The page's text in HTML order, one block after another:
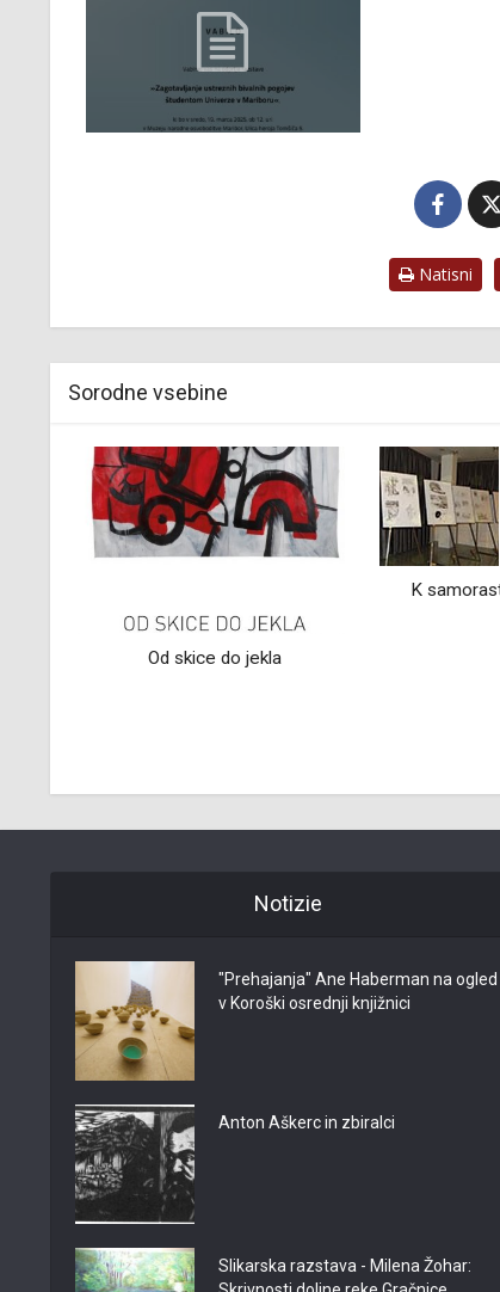
Natisni
Sorodne vsebine
Notizie
"Prehajanja" Ane Haberman na ogled
v Koroški osrednji knjižnici
Anton Aškerc in zbiralci
Slikarska razstava - Milena Žohar: